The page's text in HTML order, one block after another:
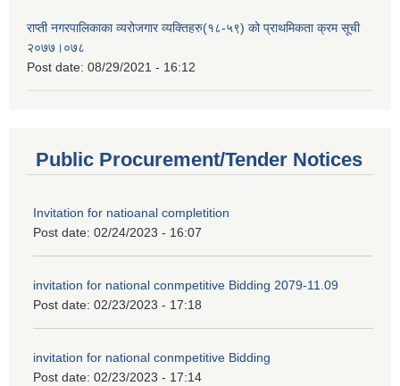
राप्ती नगरपालिकाका व्यरोजगार व्यक्तिहरु(१८-५९) को प्राथमिकता क्रम सूची
२०७७।०७८
Post date: 08/29/2021 - 16:12
Public Procurement/Tender Notices
Invitation for natioanal completition
Post date: 02/24/2023 - 16:07
invitation for national conmpetitive Bidding 2079-11.09
Post date: 02/23/2023 - 17:18
invitation for national conmpetitive Bidding
Post date: 02/23/2023 - 17:14